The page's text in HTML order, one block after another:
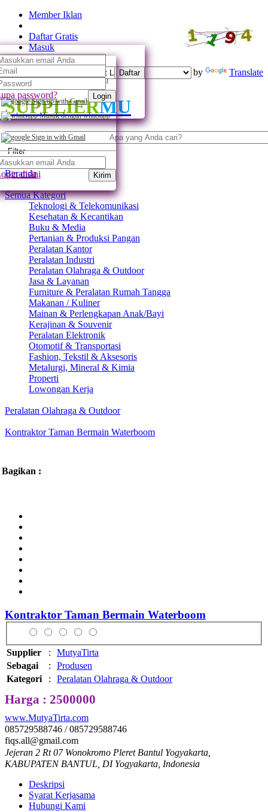
Member Iklan
Daftar Gratis
Daftar
Daftar dengan whatsapp
Sign up with Gmail
Masuk
password? Login
Masuk dengan whatsapp
Sign in with Gmail
disini Kirim
Powered by Translate
SUPPLIERMU
Filter
Beranda
Semua Kategori
Teknologi & Telekomunikasi
Kesehatan & Kecantikan
Buku & Media
Pertanian & Produksi Pangan
Peralatan Kantor
Peralatan Industri
Peralatan Olahraga & Outdoor
Jasa & Layanan
Furniture & Peralatan Rumah Tangga
Makanan / Kuliner
Mainan & Perlengkapan Anak/Bayi
Kerajinan & Souvenir
Peralatan Elektronik
Otomotif & Transportasi
Fashion, Tekstil & Aksesoris
Metalurgi, Mineral & Kimia
Properti
Lowongan Kerja
Peralatan Olahraga & Outdoor
Kontraktor Taman Bermain Waterboom
Bagikan :
Kontraktor Taman Bermain Waterboom
Supplier :
MutyaTirta
Sebagai
:
Produsen
Kategori
: Peralatan Olahraga & Outdoor
Harga : 2500000
www.MutyaTirta.com
085729588746 / 085729588746
fiqs.all@gmail.com
Jejeran 2 Rt 07 Wonokromo Pleret Bantul Yogyakarta,
KABUPATEN BANTUL, DI Yogyakarta, Indonesia
Deskripsi
Syarat Kerjasama
Hubungi Kami